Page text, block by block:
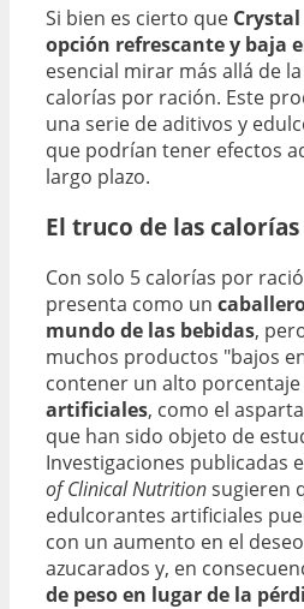
Si bien es cierto que
opción refrescante y baja
esencial mirar más allá de
calorías por ración. Este
una serie de aditivos y
que podrían tener efectos
largo plazo.
El truco de las
Con solo 5 calorías por
presenta como un
mundo de las bebidas,
muchos productos "bajos
contener un alto porcentaje
artificiales, como el
que han sido objeto de
Investigaciones publicadas
of Clinical Nutritionsugieren
edulcorantes artificiales
con un aumento en el
azucarados y, en
de peso en lugar de la